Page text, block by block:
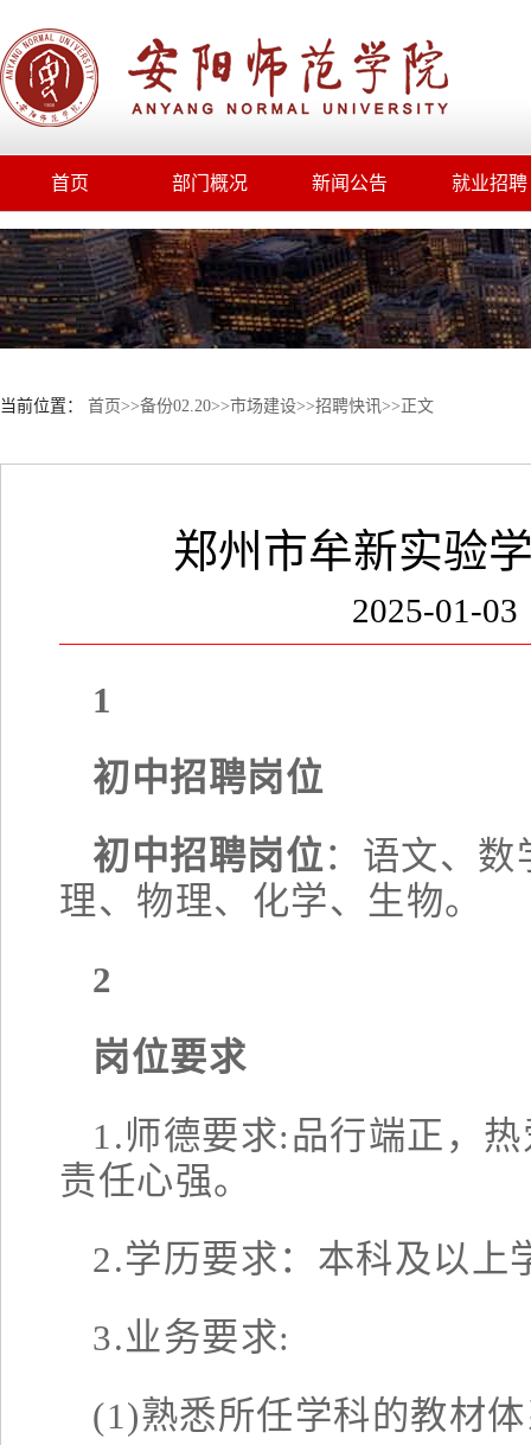
首页 部门概况 新闻公告 就业招聘
当前位置： 首页>>备份02.20>>市场建设>>招聘快讯>> 正文
郑州市牟新实验
2025-01-
1
初中招聘岗位
初中招聘岗位：语文、
理、物理、化学、生物。
2
岗位要求
1.师德要求:品行端正，
责任心强。
2.学历要求：本科及以上
3.业务要求:
(1)熟悉所任学科的教材